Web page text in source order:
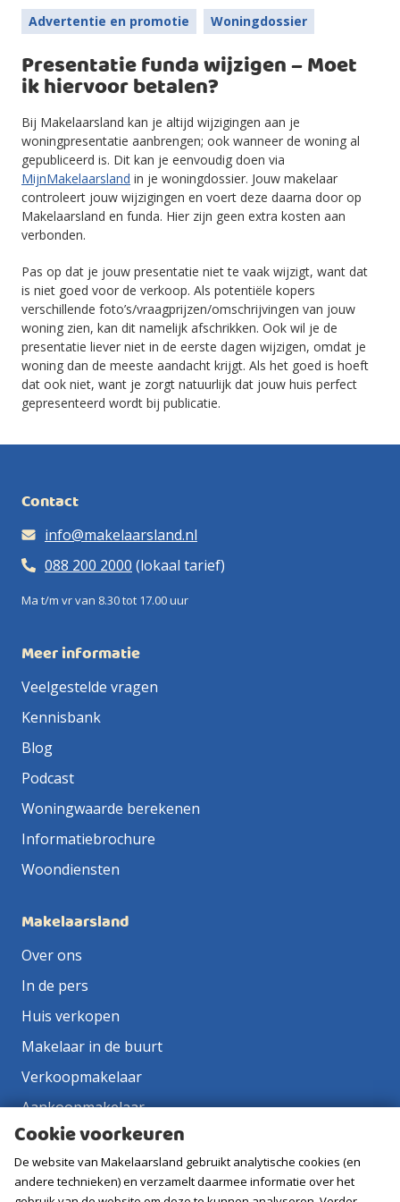
Advertentie en promotie Woningdossier
Presentatie funda wijzigen – Moet
ik hiervoor betalen?
Bij Makelaarsland kan je altijd wijzigingen aan je
woningpresentatie aanbrengen; ook wanneer de woning al
gepubliceerd is. Dit kan je eenvoudig doen via
MijnMakelaarsland in je woningdossier. Jouw makelaar
controleert jouw wijzigingen en voert deze daarna door op
Makelaarsland en funda. Hier zijn geen extra kosten aan
verbonden.
Pas op dat je jouw presentatie niet te vaak wijzigt, want dat
is niet goed voor de verkoop. Als potentiële kopers
verschillende foto’s/vraagprijzen/omschrijvingen van jouw
woning zien, kan dit namelijk afschrikken. Ook wil je de
presentatie liever niet in de eerste dagen wijzigen, omdat je
woning dan de meeste aandacht krijgt. Als het goed is hoeft
dat ook niet, want je zorgt natuurlijk dat jouw huis perfect
gepresenteerd wordt bij publicatie.
Contact
info@makelaarsland.nl
088 200 2000 (lokaal tarief)
Ma t/m vr van 8.30 tot 17.00 uur
Meer informatie
Veelgestelde vragen
Kennisbank
Blog
Podcast
Woningwaarde berekenen
Informatiebrochure
Woondiensten
Makelaarsland
Over ons
In de pers
Huis verkopen
Makelaar in de buurt
Verkoopmakelaar
Aankoopmakelaar
Contact
Vacatures
Cookie voorkeuren
De website van Makelaarsland gebruikt analytische cookies (en
andere technieken) en verzamelt daarmee informatie over het